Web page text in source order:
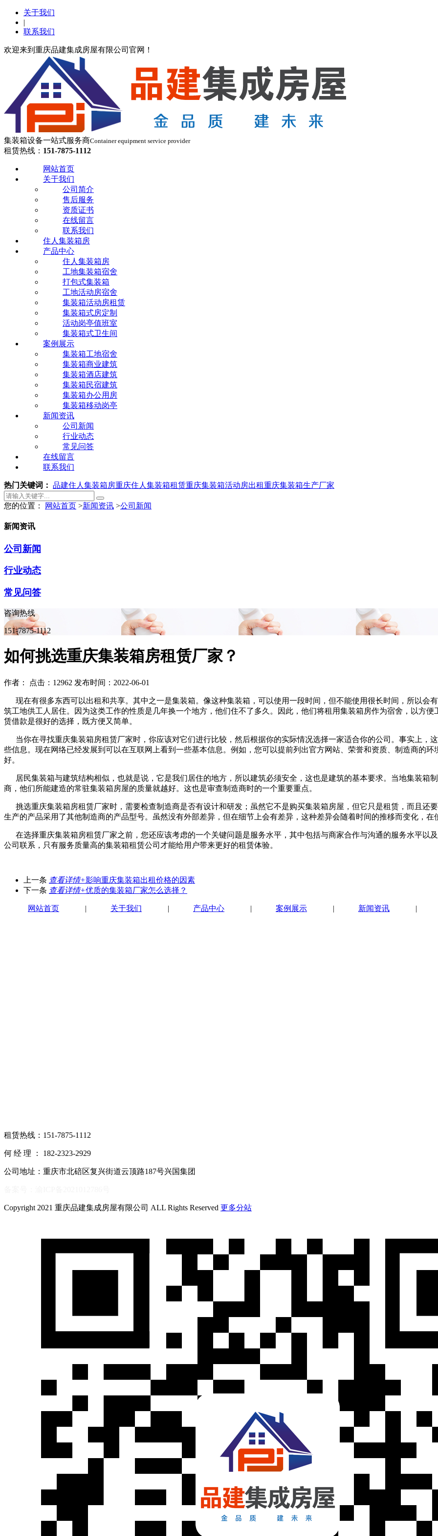
关于我们
|
联系我们
欢迎来到重庆品建集成房屋有限公司官网！
集装箱设备一站式服务商Container equipment service provider
租赁热线： 151-7875-1112
网站首页
关于我们
公司简介
售后服务
资质证书
在线留言
联系我们
住人集装箱房
产品中心
住人集装箱房
工地集装箱宿舍
打包式集装箱
工地活动房宿舍
集装箱活动房租赁
集装箱式房定制
活动岗亭值班室
集装箱式卫生间
案例展示
集装箱工地宿舍
集装箱商业建筑
集装箱酒店建筑
集装箱民宿建筑
集装箱办公用房
集装箱移动岗亭
新闻资讯
公司新闻
行业动态
常见问答
在线留言
联系我们
热门关键词： 品建住人集装箱房重庆住人集装箱租赁重庆集装箱活动房出租重庆集装箱生产厂家
您的位置： 网站首页 >新闻资讯 >公司新闻
新闻资讯
公司新闻
行业动态
常见问答
咨询热线
151-7875-1112
如何挑选重庆集装箱房租赁厂家？
作者： 点击：12962 发布时间：2022-06-01
现在有很多东西可以出租和共享。其中之一是集装箱。像这种集装箱，可以使用一段时间，但不能使用很长时间，所以会有
筑工地供工人居住。因为这类工作的性质是几年换一个地方，他们住不了多久。因此，他们将租用集装箱房作为宿舍，以方
赁借款是很好的选择，既方便又简单。
当你在寻找重庆集装箱房租赁厂家时，你应该对它们进行比较，然后根据你的实际情况选择一家适合你的公司。事实上，
些信息。现在网络已经发展到可以在互联网上看到一些基本信息。例如，您可以提前列出官方网站、荣誉和资质、制造商的
好。
居民集装箱与建筑结构相似，也就是说，它是我们居住的地方，所以建筑必须安全，这也是建筑的基本要求。当地集装箱
商，他们所能建造的常驻集装箱房屋的质量就越好。这也是审查制造商时的一个重要重点。
挑选重庆集装箱房租赁厂家时，需要检查制造商是否有设计和研发；虽然它不是购买集装箱房屋，但它只是租赁，而且还
生产的产品采用了其他制造商的产品型号。虽然没有外部差异，但在细节上会有差异，这种差异会随着时间的推移而变化，在
在选择重庆集装箱房租赁厂家之前，您还应该考虑的一个关键问题是服务水平，其中包括与商家合作与沟通的服务水平以
公司联系，只有服务质量高的集装箱租赁公司才能给用户带来更好的租赁体验。
上一条 查看详情+影响重庆集装箱出租价格的因素
下一条 查看详情+优质的集装箱厂家怎么选择？
网站首页 | 关于我们 | 产品中心 | 案例展示 | 新闻资讯 |
租赁热线：151-7875-1112
何 经 理 ： 182-2323-2929
公司地址：重庆市北碚区复兴街道云顶路187号兴国集团
Copyright 2021 重庆品建集成房屋有限公司 ALL Rights Reserved 更多分站